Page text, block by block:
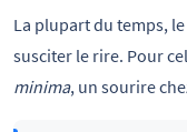
La plupart du temps,
susciter le rire. Pour
minima, un sourire